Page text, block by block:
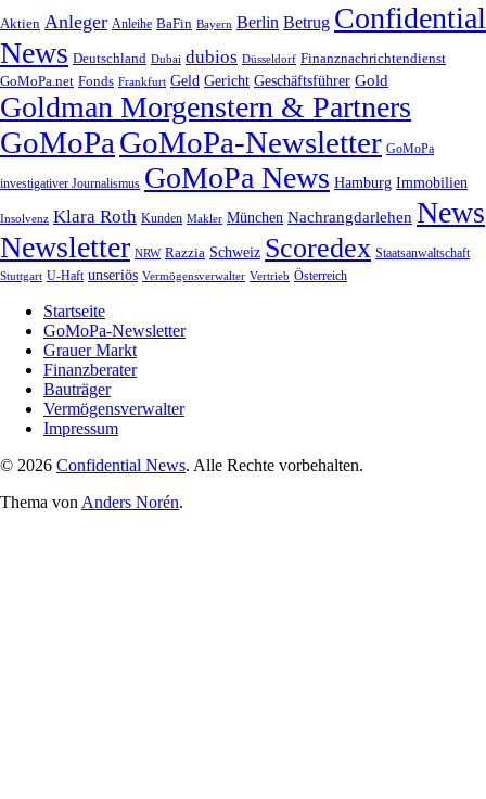
Aktien Anleger Anleihe BaFin Bayern Berlin Betrug Confidential
News Deutschland Dubai dubios Düsseldorf Finanznachrichtendienst
GoMoPa.net Fonds Frankfurt Geld Gericht Geschäftsführer Gold
Goldman Morgenstern & Partners
GoMoPaGoMoPa-Newsletter GoMoPa
investigativer Journalismus GoMoPa News Hamburg Immobilien
Insolvenz Klara Roth Kunden Makler München Nachrangdarlehen News
Newsletter NRW Razzia Schweiz Scoredex Staatsanwaltschaft
Stuttgart U-Haft unseriös Vermögensverwalter Vertrieb Österreich
Startseite
GoMoPa-Newsletter
Grauer Markt
Finanzberater
Bauträger
Vermögensverwalter
Impressum
© 2026 Confidential News. Alle Rechte vorbehalten.
Thema vonAnders Norén.